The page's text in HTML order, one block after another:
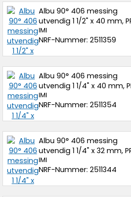
Albu 90° 406 messing
utvendig 1 1/2" x 40 mm,
IMI
NRF-Nummer: 2511359
Albu 90° 406 messing
utvendig 1 1/4" x 40 mm,
IMI
NRF-Nummer: 2511354
Albu 90° 406 messing
utvendig 1 1/4" x 32 mm,
IMI
NRF-Nummer: 2511344